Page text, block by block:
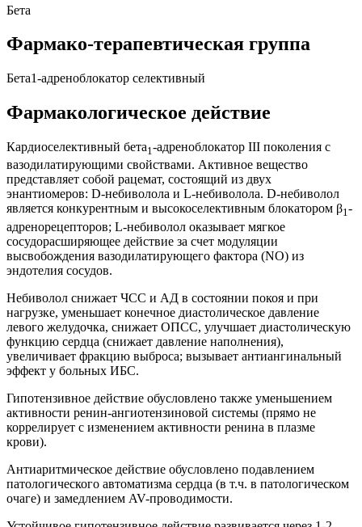
Бета
Фармако-терапевтическая группа
Бета1-адреноблокатор селективный
Фармакологическое действие
Кардиоселективный бета1-адреноблокатор III поколения с
вазодилатирующими свойствами. Активное вещество
представляет собой рацемат, состоящий из двух
энантиомеров: D-небиволола и L-небиволола. D-небиволол
является конкурентным и высокоселективным блокатором β1-
адренорецепторов; L-небиволол оказывает мягкое
сосудорасширяющее действие за счет модуляции
высвобождения вазодилатирующего фактора (NO) из
эндотелия сосудов.
Небиволол снижает ЧСС и АД в состоянии покоя и при
нагрузке, уменьшает конечное диастолическое давление
левого желудочка, снижает ОПСС, улучшает диастолическую
функцию сердца (снижает давление наполнения),
увеличивает фракцию выброса; вызывает антиангинальный
эффект у больных ИБС.
Гипотензивное действие обусловлено также уменьшением
активности ренин-ангиотензиновой системы (прямо не
коррелирует с изменением активности ренина в плазме
крови).
Антиаритмическое действие обусловлено подавлением
патологического автоматизма сердца (в т.ч. в патологическом
очаге) и замедлением AV-проводимости.